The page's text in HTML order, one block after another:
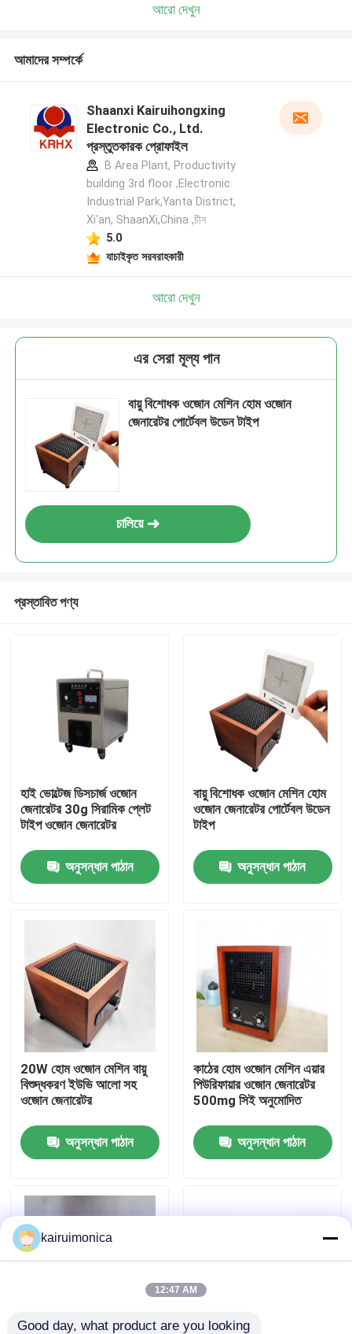
বাড়ি
ভিডিও
ভিআর শো
আমাদের সম্পর্কে
কারখানা ভ্রমণ
যোগাযোগ করুন
উদ্ধৃতির জন্য আবেদন
আরো দেখুন
আমাদের সম্পর্কে
Shaanxi Kairuihongxing
Electronic Co., Ltd.
প্রস্তুতকারক প্রোফাইল
B Area Plant, Productivity
building 3rd floor ,Electronic
Industrial Park,Yanta District,
Xi'an, ShaanXi,China ,চীন
5.0
যাচাইকৃত সরবরাহকারী
আরো দেখুন
এর সেরা মূল্য পান
বায়ু বিশোধক ওজোন মেশিন হোম ওজোন
জেনারেটর পোর্টেবল উডেন টাইপ
চালিয়ে
প্রস্তাবিত পণ্য
হাই ভোল্টেজ ডিসচার্জ ওজোন
জেনারেটর 30g সিরামিক প্লেট
টাইপ ওজোন জেনারেটর
অনুসন্ধান পাঠান
বায়ু বিশোধক ওজোন মেশিন হোম
ওজোন জেনারেটর পোর্টেবল উডেন
টাইপ
অনুসন্ধান পাঠান
20W হোম ওজোন মেশিন বায়ু
বিশুদ্ধকরণ ইউভি আলো সহ
ওজোন জেনারেটর
অনুসন্ধান পাঠান
কাঠের হোম ওজোন মেশিন এয়ার
পিউরিফায়ার ওজোন জেনারেটর
500mg সিই অনুমোদিত
অনুসন্ধান পাঠান
kairuimonica
12:47 AM
Good day, what product are you looking